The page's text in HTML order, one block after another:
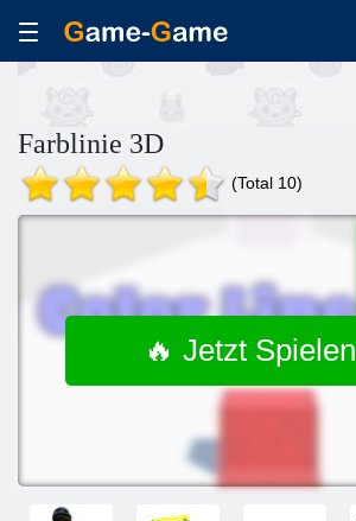
Farblinie 3D
(Total 10)
🔥 Jetzt Spielen